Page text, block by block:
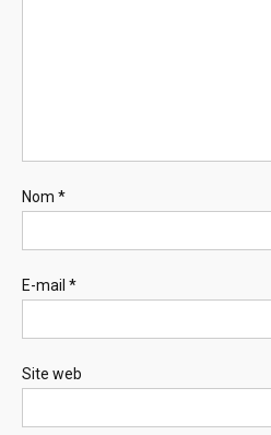
Nom *
E-mail *
Site web